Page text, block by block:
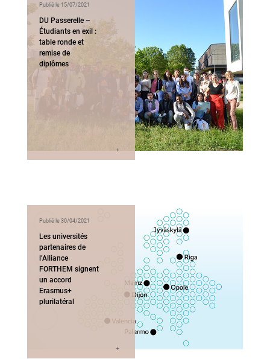
Publié le 15/07/2021
DU Passerelle –
Étudiants en exil :
table ronde et
remise de
diplômes
Publié le 30/04/2021
Les universités
partenaires de
l’Alliance
FORTHEM signent
un accord
Erasmus+
plurilatéral